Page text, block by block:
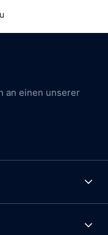
an einen unserer